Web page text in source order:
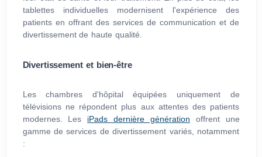
tablettes individuelles modernisent l'expérience des
patients en offrant des services de communication et de
divertissement de haute qualité.
Divertissement et bien-être
Les chambres d'hôpital équipées uniquement de
télévisions ne répondent plus aux attentes des patients
modernes. Les iPads dernière génération offrent une
gamme de services de divertissement variés, notamment
: